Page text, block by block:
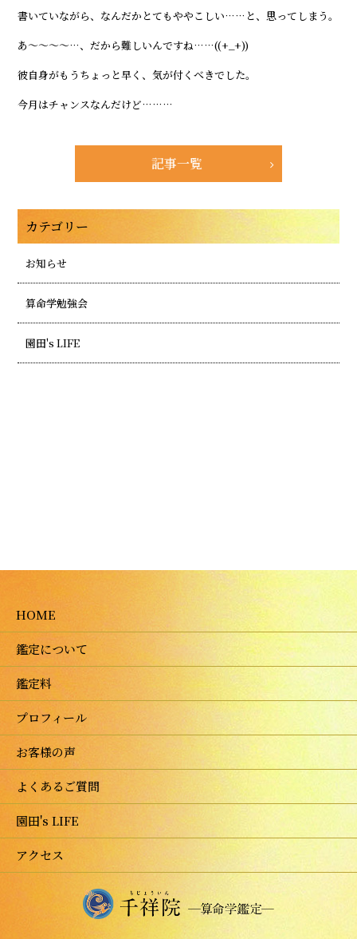
書いていながら、なんだかとてもややこしい……と、思ってしまう。
あ～～～～…、だから難しいんですね……((+_+))
彼自身がもうちょっと早く、気が付くべきでした。
今月はチャンスなんだけど………
記事一覧
カテゴリー
お知らせ
算命学勉強会
園田's LIFE
HOME
鑑定について
鑑定料
プロフィール
お客様の声
よくあるご質問
園田's LIFE
アクセス